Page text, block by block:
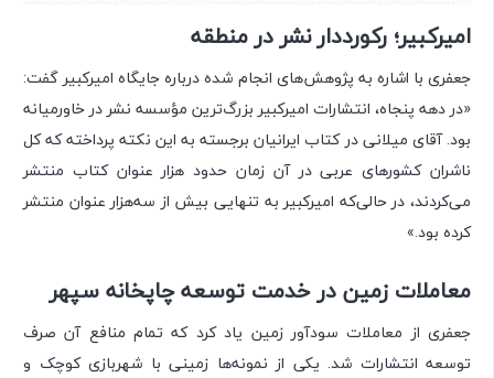
امیرکبیر؛ رکورددار نشر در منطقه
جعفری با اشاره به پژوهش‌های انجام شده درباره جایگاه امیرکبیر گفت:
«در دهه پنجاه، انتشارات امیرکبیر بزرگ‌ترین مؤسسه نشر در خاورمیانه
بود. آقای میلانی در کتاب ایرانیان برجسته به این نکته پرداخته که کل
ناشران کشورهای عربی در آن زمان حدود هزار عنوان کتاب منتشر
می‌کردند، در حالی‌که امیرکبیر به تنهایی بیش از سه‌هزار عنوان منتشر
کرده بود.»
معاملات زمین در خدمت توسعه چاپخانه سپهر
جعفری از معاملات سودآور زمین یاد کرد که تمام منافع آن صرف
توسعه انتشارات شد. یکی از نمونه‌ها زمینی با شهربازی کوچک و